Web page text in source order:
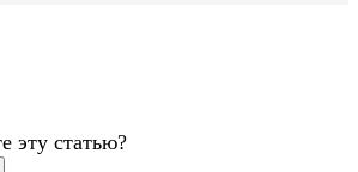
эту статью?